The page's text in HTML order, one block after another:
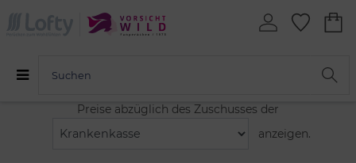
Preise abzüglich des Zuschusses der
anzeigen.